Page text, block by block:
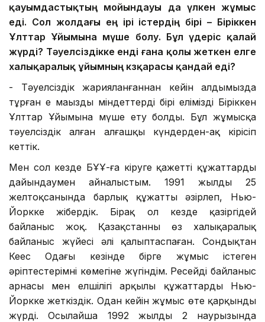
қауымдастықтың мойындауы да үлкен жұмыс
еді. Сол жолдағы ең ірі істердің бірі – Біріккен
Ұлттар Ұйымына мүше болу. Бұл үдеріс қалай
жүрді? Тәуелсіздікке енді ғана қолы жеткен елге
халықаралық ұйымның көзқарасы қандай еді?
- Тәуелсіздік жарияланғаннан кейін алдымызда
тұрған ең маңызды міндеттердің бірі елімізді Біріккен
Ұлттар Ұйымына мүше ету болды. Бұл жұмысқа
тәуелсіздік алған алғашқы күндерден-ақ кірісіп
кеттік.
Мен сол кезде БҰҰ-ға кіруге қажетті құжаттарды
дайындаумен айналыстым. 1991 жылдың 25
желтоқсанында барлық құжатты әзірлеп, Нью-
Йоркке жібердік. Бірақ ол кезде қазіргідей
байланыс жоқ. Қазақстанның өз халықаралық
байланыс жүйесі әлі қалыптаспаған. Сондықтан
Кеңес Одағы кезінде бірге жұмыс істеген
әріптестерімнің көмегіне жүгіндім. Ресейдің байланыс
арнасы мен елшілігі арқылы құжаттарды Нью-
Йоркке жеткіздік. Одан кейін жұмыс өте қарқынды
жүрді. Осылайша 1992 жылдың 2 наурызында